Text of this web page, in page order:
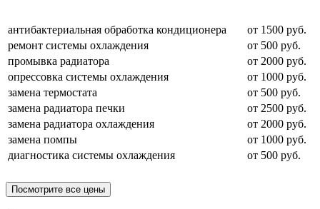
антибактериальная обработка кондиционера
от 1500 руб.
ремонт системы охлаждения
от 500 руб.
промывка радиатора
от 2000 руб.
опрессовка системы охлаждения
от 1000 руб.
замена термостата
от 500 руб.
замена радиатора печки
от 2500 руб.
замена радиатора охлаждения
от 2000 руб.
замена помпы
от 1000 руб.
диагностика системы охлаждения
от 500 руб.
Посмотрите все цены